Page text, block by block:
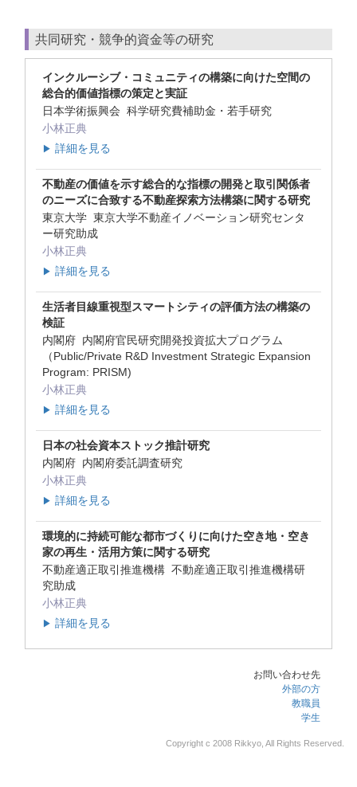
共同研究・競争的資金等の研究
インクルーシブ・コミュニティの構築に向けた空間の
総合的価値指標の策定と実証
日本学術振興会 科学研究費補助金・若手研究
小林正典
▶ 詳細を見る
不動産の価値を示す総合的な指標の開発と取引関係者
のニーズに合致する不動産探索方法構築に関する研究
東京大学 東京大学不動産イノベーション研究センタ
ー研究助成
小林正典
▶ 詳細を見る
生活者目線重視型スマートシティの評価方法の構築の
検証
内閣府 内閣府官民研究開発投資拡大プログラム
（Public/Private R&D Investment Strategic Expansion
Program: PRISM)
小林正典
▶ 詳細を見る
日本の社会資本ストック推計研究
内閣府 内閣府委託調査研究
小林正典
▶ 詳細を見る
環境的に持続可能な都市づくりに向けた空き地・空き
家の再生・活用方策に関する研究
不動産適正取引推進機構 不動産適正取引推進機構研
究助成
小林正典
▶ 詳細を見る
お問い合わせ先
外部の方
教職員
学生
Copyright c 2008 Rikkyo, All Rights Reserved.